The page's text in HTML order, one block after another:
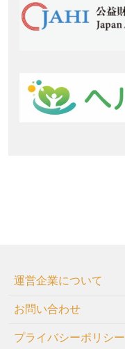
運営企業について
お問い合わせ
プライバシーポリシー